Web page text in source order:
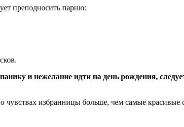
преподносить парню:
и нежелание идти на день рождения,
избранницы больше, чем самые